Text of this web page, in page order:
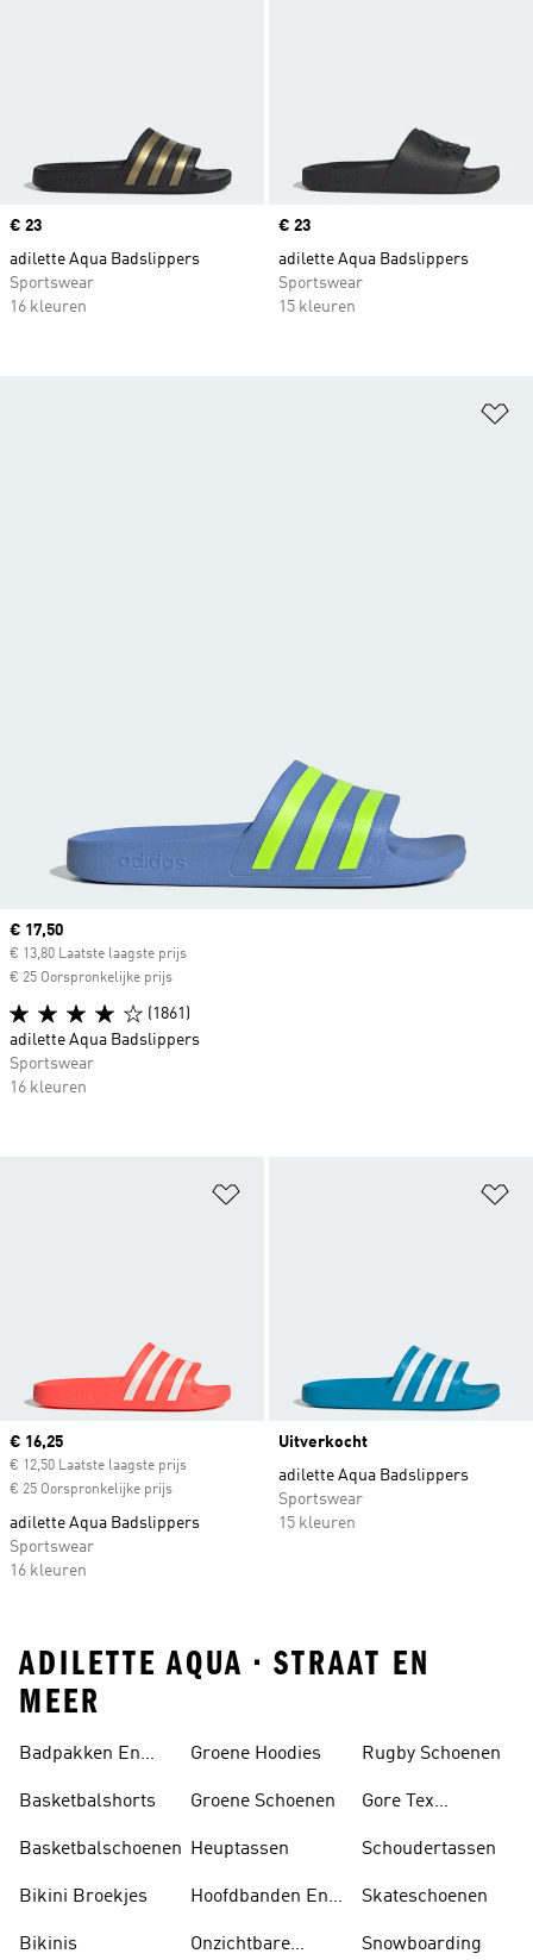
Price
€ 23
adilette Aqua Badslippers
Sportswear
16 kleuren
Price
€ 23
adilette Aqua Badslippers
Sportswear
15 kleuren
Current price
€ 16,25
€ 12,50 Laatste laagste prijs
€ 25 Oorspronkelijke prijs
adilette Aqua Badslippers
Sportswear
16 kleuren
Uitverkocht
adilette Aqua Badslippers
Sportswear
15 kleuren
Current price
€ 17,50
€ 13,80 Laatste laagste prijs
€ 25 Oorspronkelijke prijs
(1861)
adilette Aqua Badslippers
Sportswear
16 kleuren
ADILETTE AQUA • STRAAT EN
MEER
Badpakken En
Basketbalshorts
Basketbalschoenen
Bikini Broekjes
Bikinis
Groene Hoodies
Groene Schoenen
Heuptassen
Hoofdbanden En
Onzichtbare
Rugby Schoenen
Gore Tex
Schoudertassen
Skateschoenen
Snowboarding